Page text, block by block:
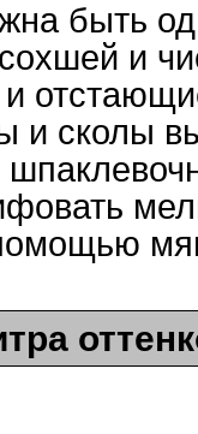
быть
и
и сколы